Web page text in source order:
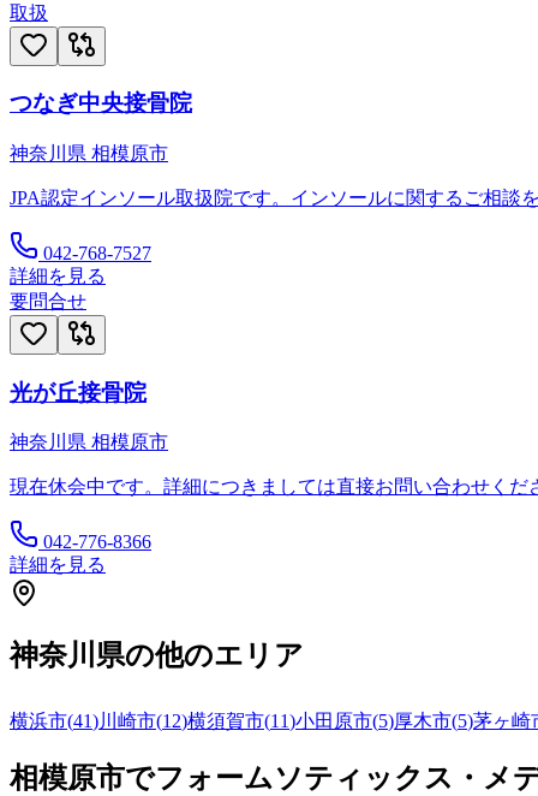
取扱
つなぎ中央接骨院
神奈川県 相模原市
JPA認定インソール取扱院です。インソールに関するご相談
042-768-7527
詳細を見る
要問合せ
光が丘接骨院
神奈川県 相模原市
現在休会中です。詳細につきましては直接お問い合わせくだ
042-776-8366
詳細を見る
神奈川県の他のエリア
横浜市(41)川崎市(12)横須賀市(11)小田原市(5)厚木市(5)茅ヶ崎
相模原市でフォームソティックス・メ